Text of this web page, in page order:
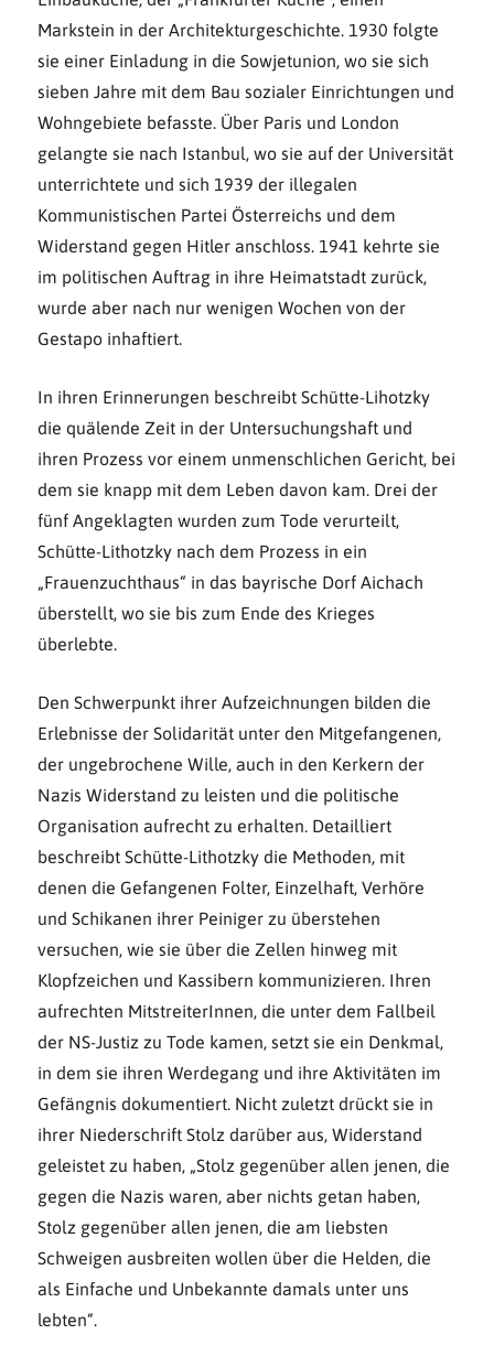
Markstein in der Architekturgeschichte. 1930 folgte
sie einer Einladung in die Sowjetunion, wo sie sich
sieben Jahre mit dem Bau sozialer Einrichtungen und
Wohngebiete befasste. Über Paris und London
gelangte sie nach Istanbul, wo sie auf der Universität
unterrichtete und sich 1939 der illegalen
Kommunistischen Partei Österreichs und dem
Widerstand gegen Hitler anschloss. 1941 kehrte sie
im politischen Auftrag in ihre Heimatstadt zurück,
wurde aber nach nur wenigen Wochen von der
Gestapo inhaftiert.
In ihren Erinnerungen beschreibt Schütte-Lihotzky
die quälende Zeit in der Untersuchungshaft und
ihren Prozess vor einem unmenschlichen Gericht, bei
dem sie knapp mit dem Leben davon kam. Drei der
fünf Angeklagten wurden zum Tode verurteilt,
Schütte-Lithotzky nach dem Prozess in ein
„Frauenzuchthaus“ in das bayrische Dorf Aichach
überstellt, wo sie bis zum Ende des Krieges
überlebte.
Den Schwerpunkt ihrer Aufzeichnungen bilden die
Erlebnisse der Solidarität unter den Mitgefangenen,
der ungebrochene Wille, auch in den Kerkern der
Nazis Widerstand zu leisten und die politische
Organisation aufrecht zu erhalten. Detailliert
beschreibt Schütte-Lithotzky die Methoden, mit
denen die Gefangenen Folter, Einzelhaft, Verhöre
und Schikanen ihrer Peiniger zu überstehen
versuchen, wie sie über die Zellen hinweg mit
Klopfzeichen und Kassibern kommunizieren. Ihren
aufrechten MitstreiterInnen, die unter dem Fallbeil
der NS-Justiz zu Tode kamen, setzt sie ein Denkmal,
in dem sie ihren Werdegang und ihre Aktivitäten im
Gefängnis dokumentiert. Nicht zuletzt drückt sie in
ihrer Niederschrift Stolz darüber aus, Widerstand
geleistet zu haben, „Stolz gegenüber allen jenen, die
gegen die Nazis waren, aber nichts getan haben,
Stolz gegenüber allen jenen, die am liebsten
Schweigen ausbreiten wollen über die Helden, die
als Einfache und Unbekannte damals unter uns
lebten“.